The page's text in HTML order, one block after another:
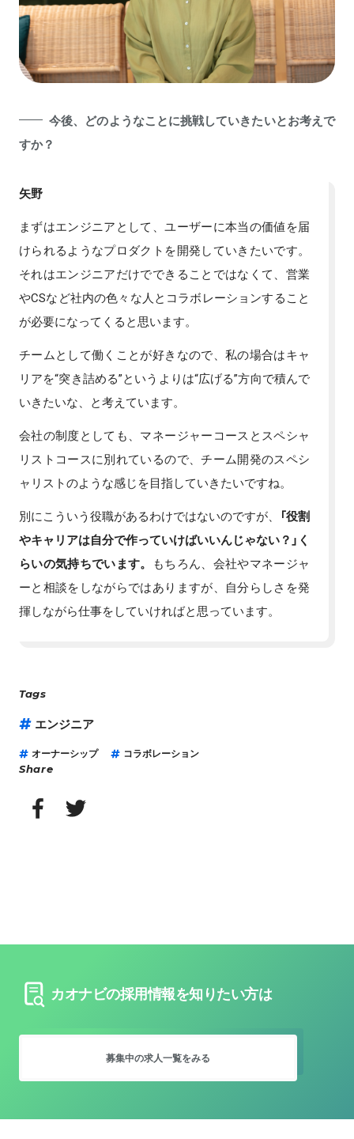
今後、どのようなことに挑戦していきたいとお考えで
すか？
矢野
まずはエンジニアとして、ユーザーに本当の価値を届
けられるようなプロダクトを開発していきたいです。
それはエンジニアだけでできることではなくて、営業
やCSなど社内の色々な人とコラボレーションすること
が必要になってくると思います。
チームとして働くことが好きなので、私の場合はキャ
リアを“突き詰める”というよりは“広げる”方向で積んで
いきたいな、と考えています。
会社の制度としても、マネージャーコースとスペシャ
リストコースに別れているので、チーム開発のスペシ
ャリストのような感じを目指していきたいですね。
別にこういう役職があるわけではないのですが、
「役割
やキャリアは自分で作っていけばいいんじゃない？」く
らいの気持ちでいます。 もちろん、会社やマネージャ
ーと相談をしながらではありますが、自分らしさを発
揮しながら仕事をしていければと思っています。
Tags
エンジニア
オーナーシップ コラボレーション
Share
カオナビの採用情報を知りたい方は
募集中の求人一覧をみる